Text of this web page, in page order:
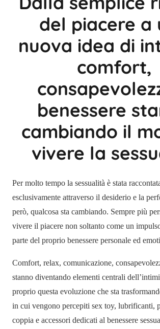
del piacere a
nuova idea di
comfort,
benessere
cambiando il
vivere la
Per molto tempo la sessualità è stata
esclusivamente attraverso il desiderio e la
però, qualcosa sta cambiando. Sempre più
vivere il piacere non soltanto come un
parte del proprio benessere personale ed
Comfort, relax, comunicazione,
stanno diventando elementi centrali
proprio questa evoluzione che sta
in cui vengono percepiti sex toy, lubrificanti,
coppia e accessori dedicati al benessere